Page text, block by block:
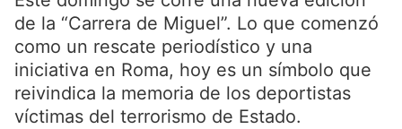
de la “Carrera de Miguel”. Lo que comenzó
como un rescate periodístico y una
iniciativa en Roma, hoy es un símbolo que
reivindica la memoria de los deportistas
víctimas del terrorismo de Estado.